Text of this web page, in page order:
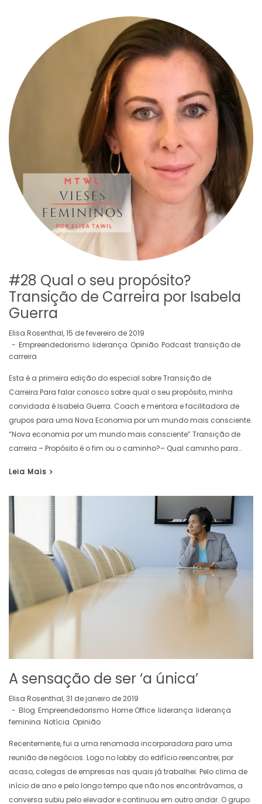
#28 Qual o seu propósito?
Transição de Carreira por Isabela
Guerra
by
Elisa Rosenthal 15 de fevereiro de 2019
Empreendedorismo liderança Opinião Podcast transição de
carreira
Esta é a primeira edição do especial sobre Transição de
Carreira.Para falar conosco sobre qual o seu propósito, minha
convidada é Isabela Guerra. Coach e mentora e facilitadora de
grupos para uma Nova Economia por um mundo mais consciente.
“Nova economia por um mundo mais consciente” Transição de
carreira – Propósito é o fim ou o caminho?– Qual caminho para…
Leia Mais
A sensação de ser ‘a única’
by
Elisa Rosenthal 31 de janeiro de 2019
Blog Empreendedorismo Home Office liderança liderança
feminina Notícia Opinião
Recentemente, fui a uma renomada incorporadora para uma
reunião de negócios. Logo no lobby do edifício reencontrei, por
acaso, colegas de empresas nas quais já trabalhei. Pelo clima de
início de ano e pelo longo tempo que não nos encontrávamos, a
conversa subiu pelo elevador e continuou em outro andar. O grupo